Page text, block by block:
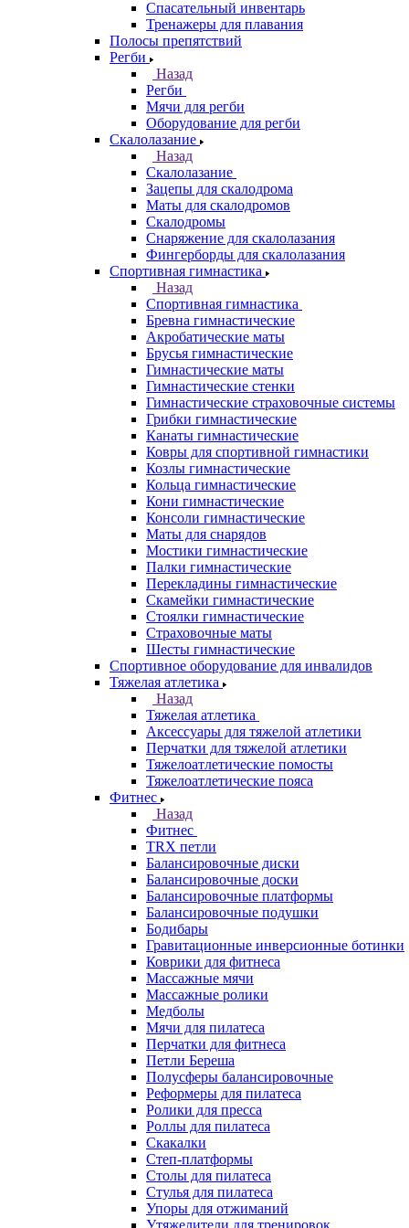
Спасательный инвентарь
Тренажеры для плавания
Полосы препятствий
Регби
Назад
Регби
Мячи для регби
Оборудование для регби
Скалолазание
Назад
Скалолазание
Зацепы для скалодрома
Маты для скалодромов
Скалодромы
Снаряжение для скалолазания
Фингерборды для скалолазания
Спортивная гимнастика
Назад
Спортивная гимнастика
Бревна гимнастические
Акробатические маты
Брусья гимнастические
Гимнастические маты
Гимнастические стенки
Гимнастические страховочные системы
Грибки гимнастические
Канаты гимнастические
Ковры для спортивной гимнастики
Козлы гимнастические
Кольца гимнастические
Кони гимнастические
Консоли гимнастические
Маты для снарядов
Мостики гимнастические
Палки гимнастические
Перекладины гимнастические
Скамейки гимнастические
Стоялки гимнастические
Страховочные маты
Шесты гимнастические
Спортивное оборудование для инвалидов
Тяжелая атлетика
Назад
Тяжелая атлетика
Аксессуары для тяжелой атлетики
Перчатки для тяжелой атлетики
Тяжелоатлетические помосты
Тяжелоатлетические пояса
Фитнес
Назад
Фитнес
TRX петли
Балансировочные диски
Балансировочные доски
Балансировочные платформы
Балансировочные подушки
Бодибары
Гравитационные инверсионные ботинки
Коврики для фитнеса
Массажные мячи
Массажные ролики
Медболы
Мячи для пилатеса
Перчатки для фитнеса
Петли Береша
Полусферы балансировочные
Реформеры для пилатеса
Ролики для пресса
Роллы для пилатеса
Скакалки
Степ-платформы
Столы для пилатеса
Стулья для пилатеса
Упоры для отжиманий
Утяжелители для тренировок